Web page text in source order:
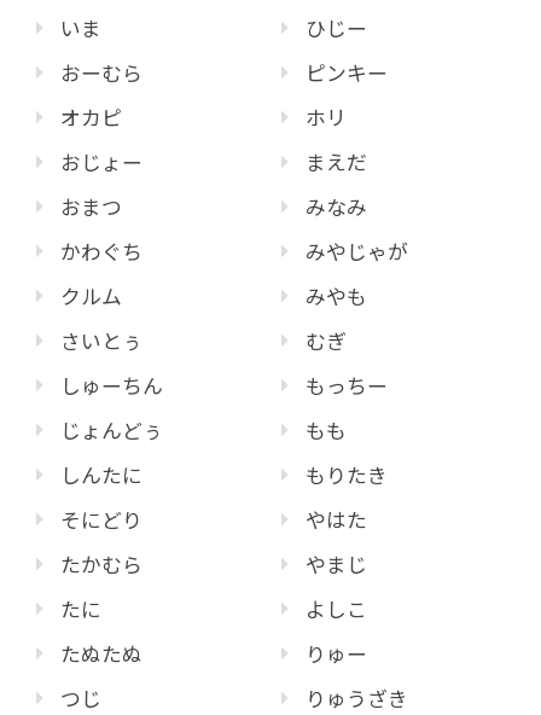
いま
おーむら
オカピ
おじょー
おまつ
かわぐち
クルム
さいとぅ
しゅーちん
じょんどぅ
しんたに
そにどり
たかむら
たに
たぬたぬ
つじ
ひじー
ピンキー
ホリ
まえだ
みなみ
みやじゃが
みやも
むぎ
もっちー
もも
もりたき
やはた
やまじ
よしこ
りゅー
りゅうざき